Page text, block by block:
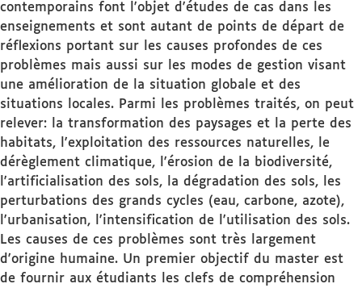
contemporains font l'objet d'études de cas dans les
enseignements et sont autant de points de départ de
réflexions portant sur les causes profondes de ces
problèmes mais aussi sur les modes de gestion visant
une amélioration de la situation globale et des
situations locales. Parmi les problèmes traités, on peut
relever: la transformation des paysages et la perte des
habitats, l'exploitation des ressources naturelles, le
dérèglement climatique, l'érosion de la biodiversité,
l'artificialisation des sols, la dégradation des sols, les
perturbations des grands cycles (eau, carbone, azote),
l'urbanisation, l'intensification de l'utilisation des sols.
Les causes de ces problèmes sont très largement
d'origine humaine. Un premier objectif du master est
de fournir aux étudiants les clefs de compréhension